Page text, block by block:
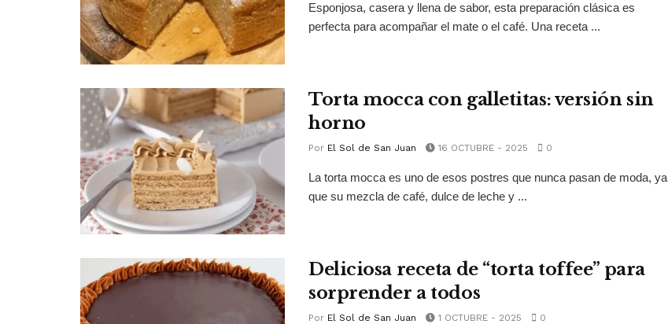
Esponjosa, casera y llena de sabor, esta preparación clásica es
perfecta para acompañar el mate o el café. Una receta ...
Torta mocca con galletitas: versión sin
horno
Por El Sol de San Juan 16 OCTUBRE - 2025 0
La torta mocca es uno de esos postres que nunca pasan de moda, ya
que su mezcla de café, dulce de leche y ...
Deliciosa receta de “torta toffee” para
sorprender a todos
Por El Sol de San Juan 1 OCTUBRE - 2025 0